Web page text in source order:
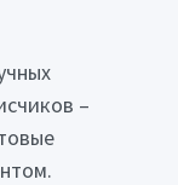
–